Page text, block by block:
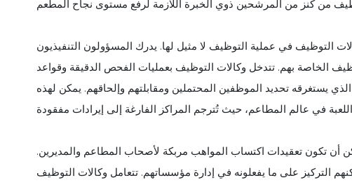
التوظيف في عملية التوظيف لا مثيل لها. يدرك المسؤولون التنفيذيون
الخاصة بهم. تتدخل وكالات التوظيف بعمليات الفحص الدقيقة وقواعد
يستغرقه تحديد الموظفين المحتملين ومقابلتهم وإلحاقهم. يمكن لهذه
تكون تعقيدات اكتساب المواهب مربكة لأصحاب المطاعم والمديرين.
التركيز على ما يفعلونه في إدارة مؤسساتهم. تتعامل وكالات التوظيف